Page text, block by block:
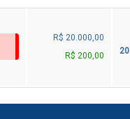
R$ 20.000,00
R$ 200,00